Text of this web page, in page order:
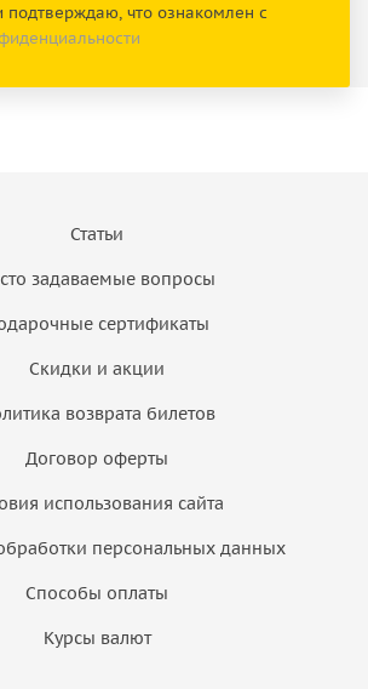
подтверждаю, что ознакомлен с
Статьи
задаваемые вопросы
сертификаты
Скидки и акции
возврата билетов
Договор оферты
использования сайта
персональных данных
Способы оплаты
Курсы валют